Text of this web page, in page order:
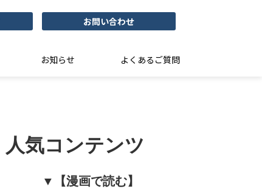
お問い合わせ
お知らせ よくあるご質問
人気コンテンツ
▼【漫画で読む】